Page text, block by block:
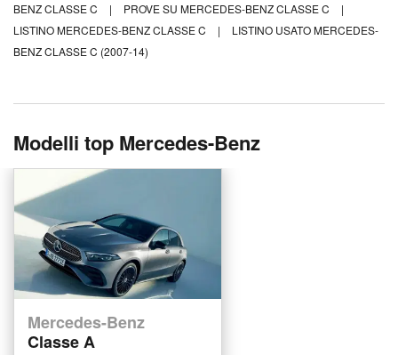
BENZ CLASSE C
| PROVE SU MERCEDES-BENZ CLASSE C
|
LISTINO MERCEDES-BENZ CLASSE C
|
LISTINO USATO MERCEDES-
BENZ CLASSE C (2007-14)
Modelli top Mercedes-Benz
Mercedes-Benz
Classe A